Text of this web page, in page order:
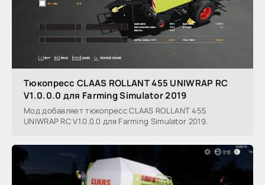
Тюкопресс CLAAS ROLLANT 455 UNIWRAP RC
V1.0.0.0 для Farming Simulator 2019
Мод добавляет тюкопресс CLAAS ROLLANT 455
UNIWRAP RC V1.0.0.0 для Farming Simulator 2019.